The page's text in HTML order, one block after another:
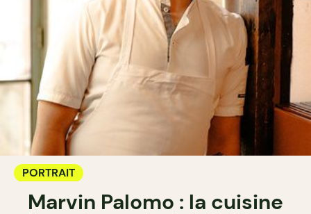
PORTRAIT
Marvin Palomo : la cuisine